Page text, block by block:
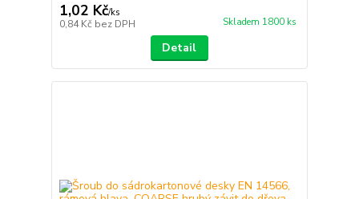
1,02 Kč/ks
0,84 Kč bez DPH Skladem 1800 ks
Detail